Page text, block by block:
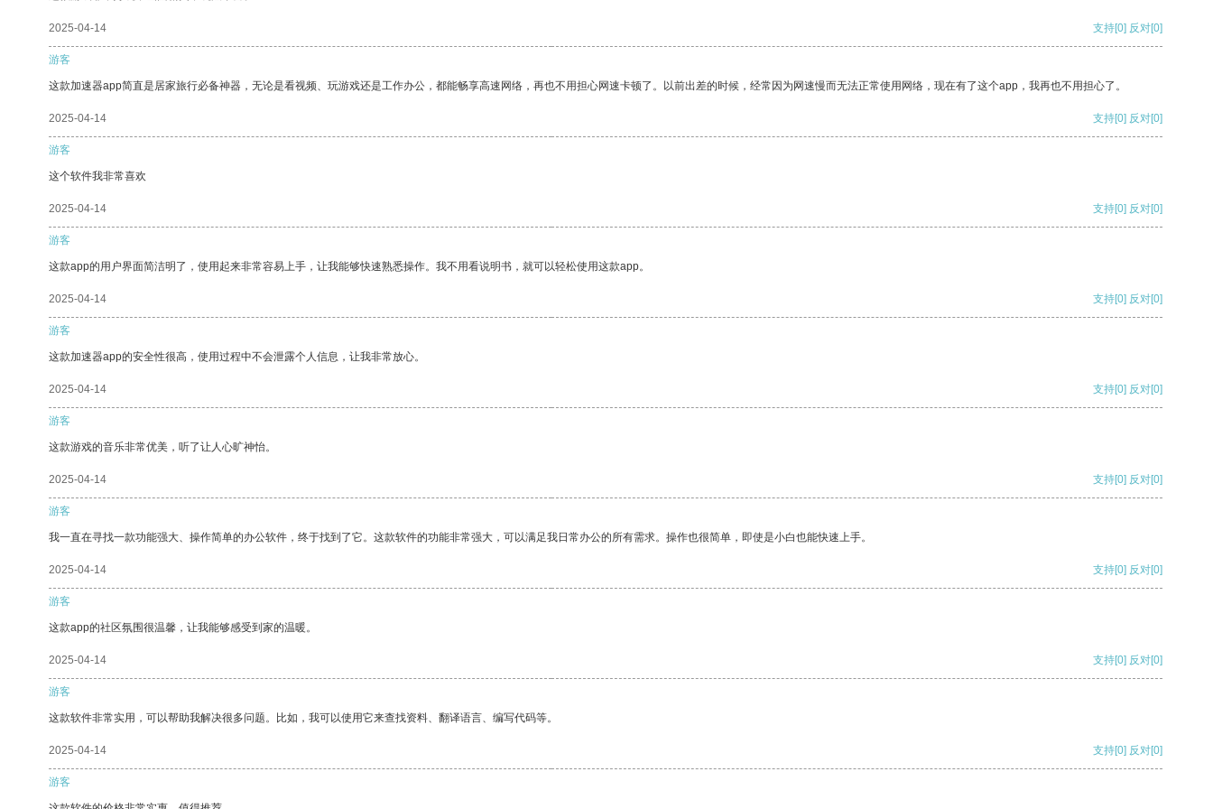
2025-04-14 支持[0] 反对[0]
游客
这款加速器app简直是居家旅行必备神器，无论是看视频、玩游戏还是工作办公，都能畅享高速网络，再也不用担心网速卡顿了。以前出差的时候，经常因为网速慢而无法正常使用网络，现在有了这个app，我再也不用担心了。
2025-04-14 支持[0] 反对[0]
游客
这个软件我非常喜欢
2025-04-14 支持[0] 反对[0]
游客
这款app的用户界面简洁明了，使用起来非常容易上手，让我能够快速熟悉操作。我不用看说明书，就可以轻松使用这款app。
2025-04-14 支持[0] 反对[0]
游客
这款加速器app的安全性很高，使用过程中不会泄露个人信息，让我非常放心。
2025-04-14 支持[0] 反对[0]
游客
这款游戏的音乐非常优美，听了让人心旷神怡。
2025-04-14 支持[0] 反对[0]
游客
我一直在寻找一款功能强大、操作简单的办公软件，终于找到了它。这款软件的功能非常强大，可以满足我日常办公的所有需求。操作也很简单，即使是小白也能快速上手。
2025-04-14 支持[0] 反对[0]
游客
这款app的社区氛围很温馨，让我能够感受到家的温暖。
2025-04-14 支持[0] 反对[0]
游客
这款软件非常实用，可以帮助我解决很多问题。比如，我可以使用它来查找资料、翻译语言、编写代码等。
2025-04-14 支持[0] 反对[0]
游客